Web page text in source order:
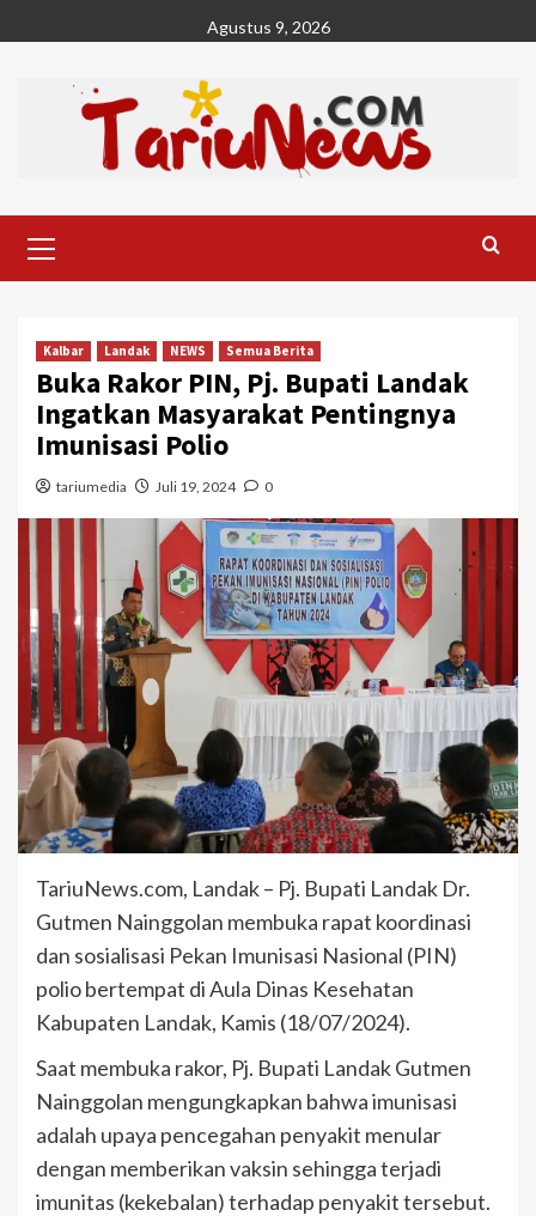
to
Agustus 9, 2026
Menu
Kalbar Landak NEWS Semua Berita
Buka Rakor PIN, Pj. Bupati Landak
Ingatkan Masyarakat Pentingnya
Imunisasi Polio
tariumedia Juli 19, 2024 0
TariuNews.com, Landak – Pj. Bupati Landak Dr.
Gutmen Nainggolan membuka rapat koordinasi
dan sosialisasi Pekan Imunisasi Nasional (PIN)
polio bertempat di Aula Dinas Kesehatan
Kabupaten Landak, Kamis (18/07/2024).
Saat membuka rakor, Pj. Bupati Landak Gutmen
Nainggolan mengungkapkan bahwa imunisasi
adalah upaya pencegahan penyakit menular
dengan memberikan vaksin sehingga terjadi
imunitas (kekebalan) terhadap penyakit tersebut.